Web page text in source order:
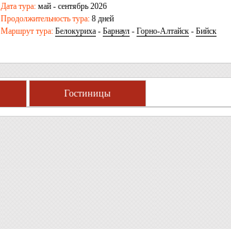
Дата тура: май - сентябрь 2026
Продолжительность тура: 8 дней
Маршрут тура: Белокуриха - Барнаул - Горно-Алтайск - Бийск
Гостиницы